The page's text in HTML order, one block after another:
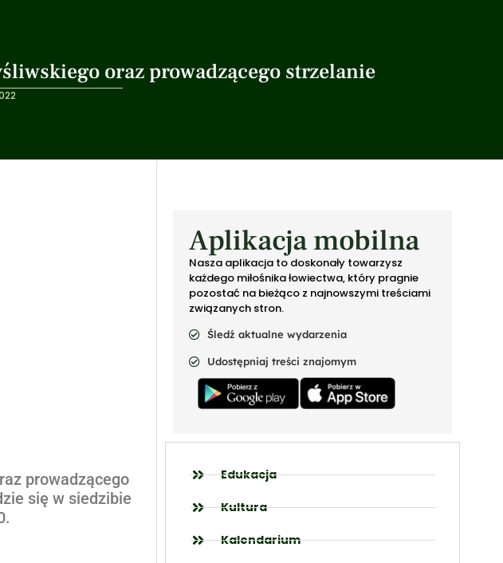
oraz prowadzącego strzelanie
prowadzącego
się w siedzibie
Aplikacja mobilna
Nasza aplikacja to doskonały towarzysz
każdego miłośnika łowiectwa, który pragnie
pozostać na bieżąco z najnowszymi treściami
związanych stron.
Śledź aktualne wydarzenia
Udostępniaj treści znajomym
Edukacja
Kultura
Kalendarium